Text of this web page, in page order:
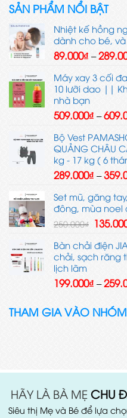
SẢN PHẨM NỔI BẬT
Nhiệt kế hồng
dành cho bé,
89.000₫ –
Máy xay 3 cối
10 lưỡi dao ||
nhà bạn
509.000₫ –
Bộ Vest
QUẢNG CHÂU
kg - 17 kg ( 6
289.000₫ –
Set mũ, găng
đông, mùa
250.000₫ Giá
là:
Bàn chải điện
chải, sạch răng
lịch lãm
199.000₫ –
THAM GIA VÀO
HÃY LÀ BÀ MẸ CHU
Siêu thị Mẹ và Bé để lựa